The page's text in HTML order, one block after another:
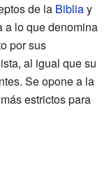
de la Bibliay
a lo que denomina
por sus
al igual que su
Se opone a la
estrictos para